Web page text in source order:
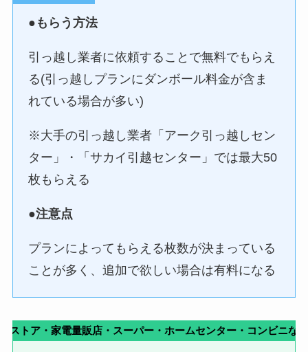
● もらう方法
引っ越し業者に依頼することで無料でもらえ
る(引っ越しプランにダンボール料金が含ま
れている場合が多い)
※大手の引っ越し業者「アーク引っ越しセン
ター」・「サカイ引越センター」では最大50
枚もらえる
●注意点
プランによってもらえる枚数が決まっている
ことが多く、追加で欲しい場合は有料になる
ストア・家電量販店・スーパー・ホームセンター・コンビニな